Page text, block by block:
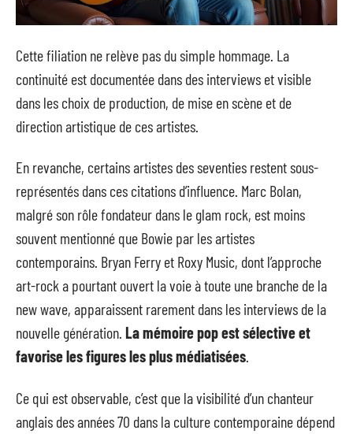
Cette filiation ne relève pas du simple hommage. La
continuité est documentée dans des interviews et visible
dans les choix de production, de mise en scène et de
direction artistique de ces artistes.
En revanche, certains artistes des seventies restent sous-
représentés dans ces citations d’influence. Marc Bolan,
malgré son rôle fondateur dans le glam rock, est moins
souvent mentionné que Bowie par les artistes
contemporains. Bryan Ferry et Roxy Music, dont l’approche
art-rock a pourtant ouvert la voie à toute une branche de la
new wave, apparaissent rarement dans les interviews de la
nouvelle génération. La mémoire pop est sélective et
favorise les figures les plus médiatisées.
Ce qui est observable, c’est que la visibilité d’un chanteur
anglais des années 70 dans la culture contemporaine dépend